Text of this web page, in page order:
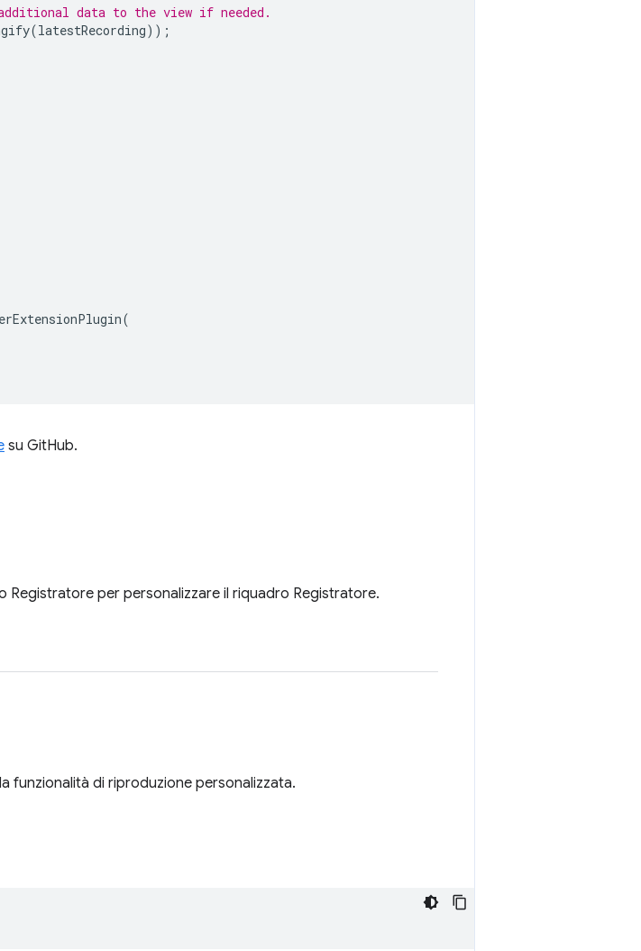
data to the view if needed.
(latestRecording));
(
su GitHub.
Registratore per personalizzare il riquadro Registratore.
funzionalità di riproduzione personalizzata.